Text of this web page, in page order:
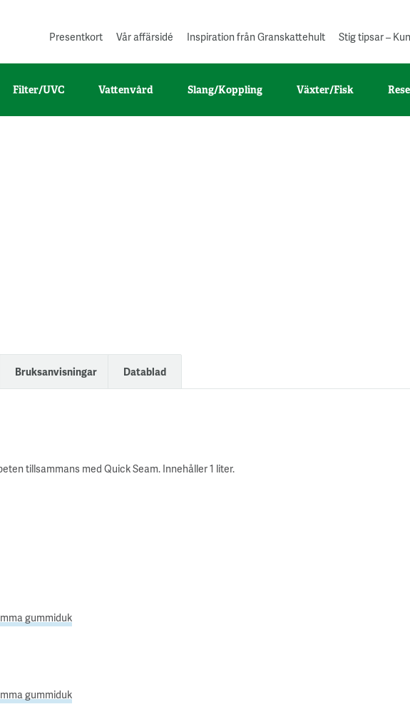
Presentkort Vår affärsidé Inspiration från Granskattehult Stig tipsar –
Filter/UVC Vattenvård Slang/Koppling Växter/Fisk
Bruksanvisningar Datablad
tillsammans med Quick Seam. Innehåller 1 liter.
gummiduk
gummiduk